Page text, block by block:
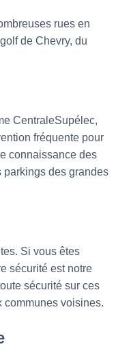
rues en
de Chevry, du
CentraleSupélec,
fréquente pour
connaissance des
parkings des grandes
Si vous êtes
sécurité est notre
sécurité sur ces
communes voisines.